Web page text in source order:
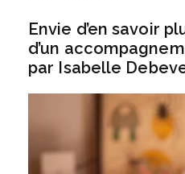
Envie d’en savoir
d’un
par Isabelle